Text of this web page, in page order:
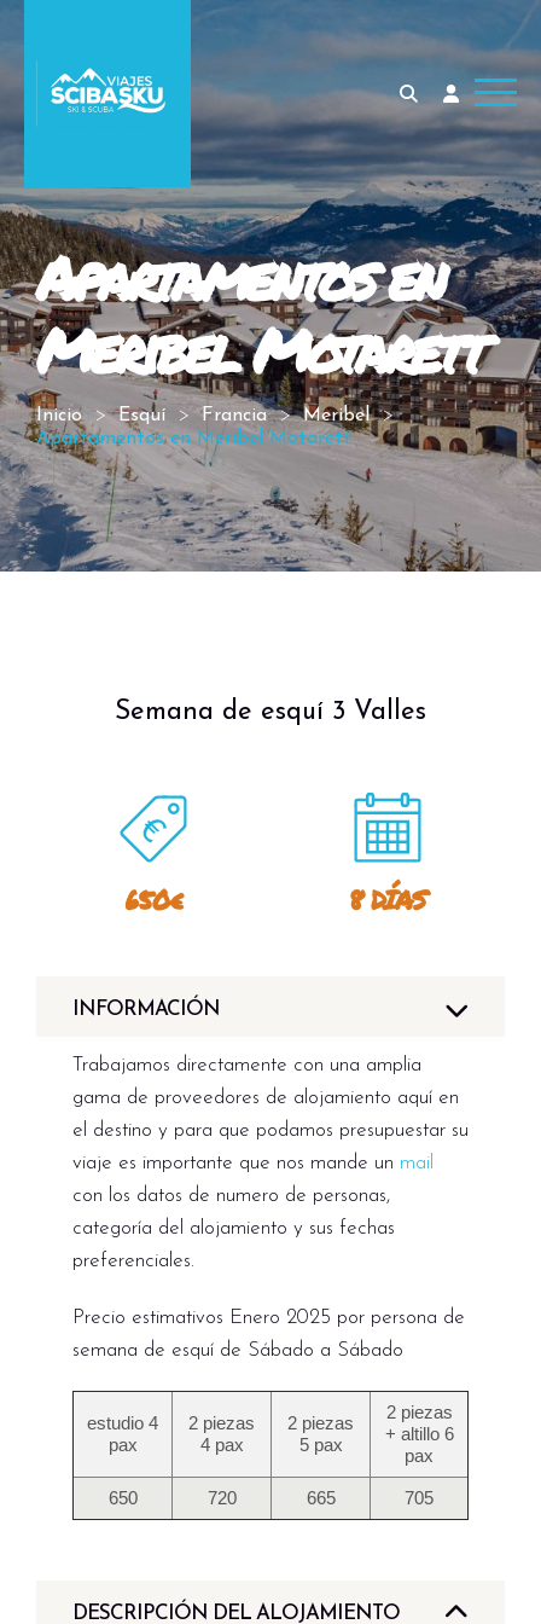
Apartamentos en
Meribel Motarett
Inicio Esquí Francia
Meribel
Apartamentos en Meribel Motarett
Semana de esquí 3 Valles
650€ 8 DÍAS
INFORMACIÓN
Trabajamos directamente con una amplia
gama de proveedores de alojamiento aquí en
el destino y para que podamos presupuestar su
viaje es importante que nos mande un mail
con los datos de numero de personas,
categoría del alojamiento y sus fechas
preferenciales.
Precio estimativos Enero 2025 por persona de
semana de esquí de Sábado a Sábado
estudio 4
pax
2 piezas
4 pax
2 piezas
5 pax
2 piezas
+ altillo 6
pax
650 720 665 705
DESCRIPCIÓN DEL ALOJAMIENTO